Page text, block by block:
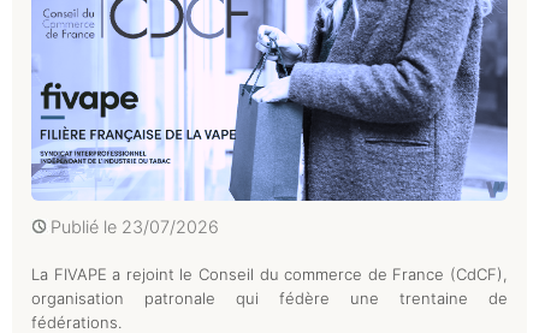
Publié le 23/07/2026
La FIVAPE a rejoint le Conseil du commerce de France (CdCF),
organisation patronale qui fédère une trentaine de
fédérations.